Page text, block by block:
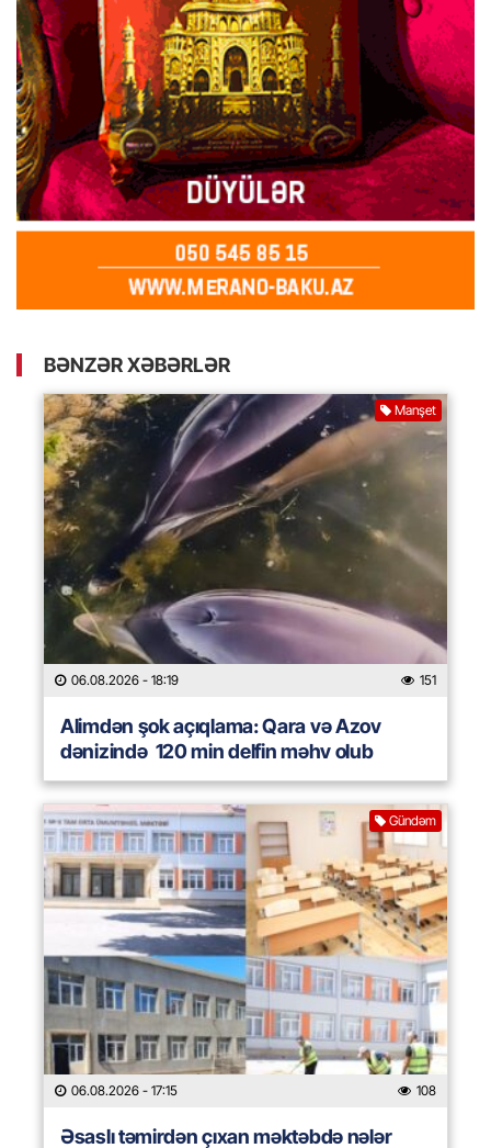
BƏNZƏR XƏBƏRLƏR
Manşet
06.08.2026 - 18:19 151
Alimdən şok açıqlama: Qara və Azov
dənizində 120 min delfin məhv olub
Gündəm
06.08.2026 - 17:15 108
Əsaslı təmirdən çıxan məktəbdə nələr